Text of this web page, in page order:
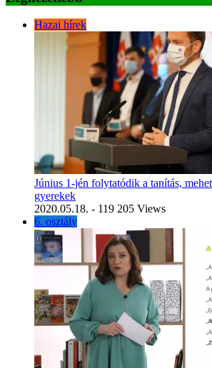
Hazai hírek
Június 1-jén folytatódik a tanítás,
gyerekek
2020.05.18. - 119 205 Views
6. osztály